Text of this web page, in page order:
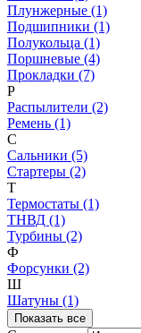
Плунжерные (1)
Подшипники (1)
Полукольца (1)
Поршневые (4)
Прокладки (7)
Р
Распылители (2)
Ремень (1)
С
Сальники (5)
Стартеры (2)
Т
Термостаты (1)
ТНВД (1)
Турбины (2)
Ф
Форсунки (2)
Ш
Шатуны (1)
Показать все